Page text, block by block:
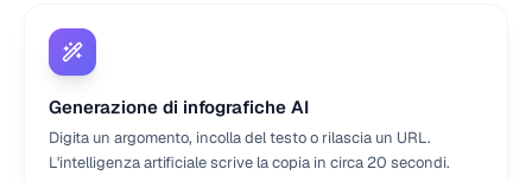
Generazione di infografiche AI
Digita un argomento, incolla del testo o rilascia un URL.
L'intelligenza artificiale scrive la copia in circa 20 secondi.